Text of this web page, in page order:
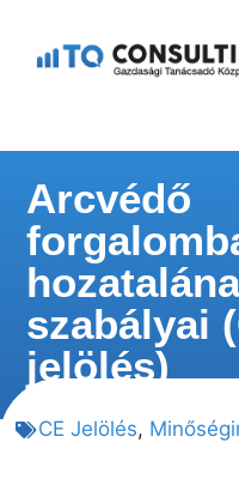
Arcvédő
szabályai
jelölés)
CE Jelölés,